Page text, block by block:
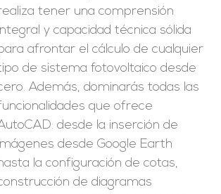
tener una comprensión
y capacidad técnica sólida
afrontar el cálculo de cualquier
de sistema fotovoltaico desde
Además, dominarás todas las
que ofrece
desde la inserción de
desde Google Earth
la configuración de cotas,
de diagramas